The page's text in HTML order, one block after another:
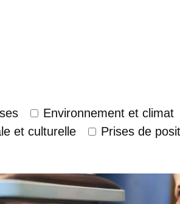
Environnement et climat
et culturelle
Prises de